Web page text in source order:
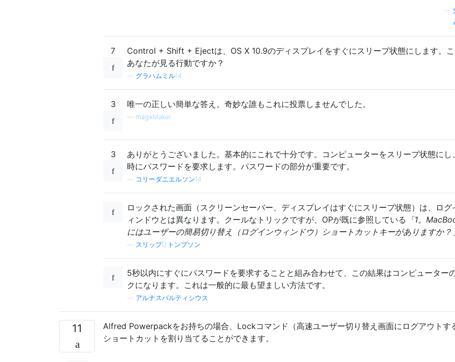
7
Control + Shift + Ejectは、OS X 10.9のディスプレイをすぐにスリープ状態にします。
あなたが見る行動ですか？
グラハムミル14
3 唯一の正しい簡単な答え。奇妙な誰もこれに投票しませんでした。
magikMaker
3
ありがとうございました。基本的にこれで十分です。コンピューターをスリープ状態にし
時にパスワードを要求します。パスワードの部分が重要です。
コリーダニエルソン14
ロックされた画面（スクリーンセーバー、ディスプレイはすぐにスリープ状態）は、ログ
ィンドウとは異なります。クールなトリックですが、OPが既に参照している 「1。
にはユーザーの簡易切り替え（ログインウィンドウ）ショートカットキーがありますか？
スリップD.トンプソン
5秒以内にすぐにパスワードを要求することと組み合わせて、この結果はコンピューター
クになります。これは一般的に最も望ましい方法です。
アルナスバルティシウス
11
Alfred Powerpackをお持ちの場合、Lockコマンド（高速ユーザー切り替え画面にログアウトす
ショートカットを割り当てることができます。